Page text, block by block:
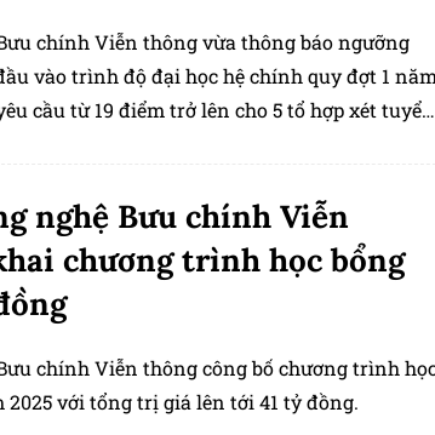
chính Viễn thông vừa thông báo ngưỡng
vào trình độ đại học hệ chính quy đợt 1
cầu từ 19 điểm trở lên cho 5 tổ hợp xét tuyển
nghệ Bưu chính Viễn
chương trình học bổng
chính Viễn thông công bố chương trình
với tổng trị giá lên tới 41 tỷ đồng.